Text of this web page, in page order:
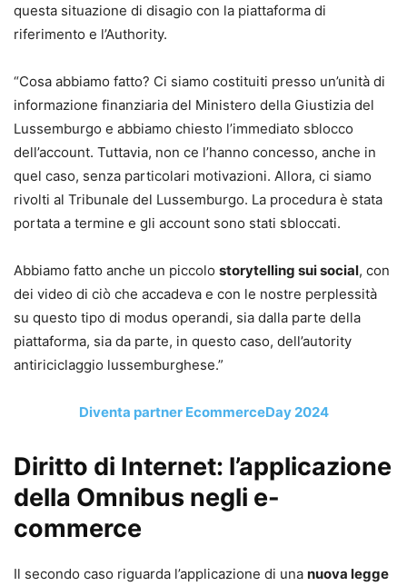
questa situazione di disagio con la piattaforma di
riferimento e l’Authority.
“Cosa abbiamo fatto? Ci siamo costituiti presso un’unità di
informazione finanziaria del Ministero della Giustizia del
Lussemburgo e abbiamo chiesto l’immediato sblocco
dell’account. Tuttavia, non ce l’hanno concesso, anche in
quel caso, senza particolari motivazioni. Allora, ci siamo
rivolti al Tribunale del Lussemburgo. La procedura è stata
portata a termine e gli account sono stati sbloccati.
Abbiamo fatto anche un piccolo storytelling sui social, con
dei video di ciò che accadeva e con le nostre perplessità
su questo tipo di modus operandi, sia dalla parte della
piattaforma, sia da parte, in questo caso, dell’autority
antiriciclaggio lussemburghese.”
Diventa partner EcommerceDay 2024
Diritto di Internet: l’applicazione
della Omnibus negli e-
commerce
Il secondo caso riguarda l’applicazione di una nuova legge